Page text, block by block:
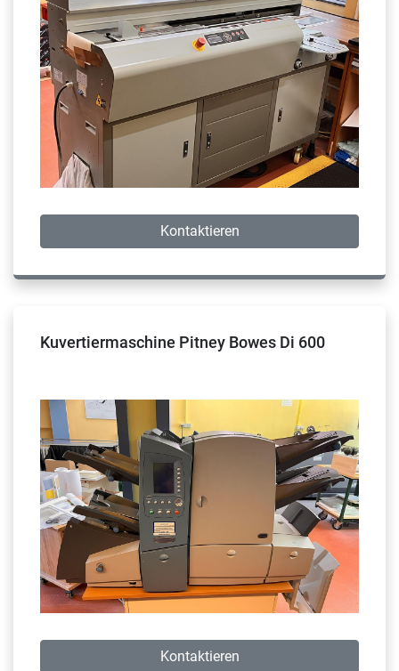
Kontaktieren
Kuvertiermaschine Pitney Bowes Di 600
Kontaktieren